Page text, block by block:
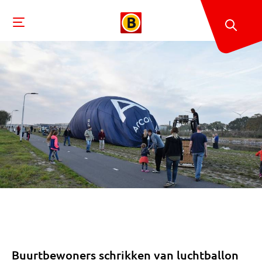
Buurtbewoners schrikken van luchtballon